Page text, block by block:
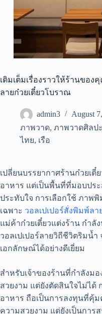
เติมเต็มเรื่องราวให้ร้านของ
ลายก๋วยเตี๋ยวโบราณ
admin3
August
ภาพวาด, ภาพวาดศิลปะ
ไทย, เรือ
เปลี่ยนบรรยากาศร้านก๋วยเ
อาหาร แต่เป็นพื้นที่ที่มอบปร
ประทับใจ การเลือกใช้ ภาพ
เฉพาะ วอลเปเปอร์สั่งพิมพ์ล
แม่ค้าก๋วยเตี๋ยวแต่งร้าน กำลั
วอลเปเปอร์ลายวิถีชีวิตริมน้
เอกลักษณ์ได้อย่างดีเยี่ยม
สำหรับเจ้าของร้านที่กำลังมอ
สวยงาม แต่ยังตัดสินใจไม่ได้
อาหาร ถือเป็นการลงทุนที่คุ้ม
ความสวยงาม แต่ยังเป็นการ